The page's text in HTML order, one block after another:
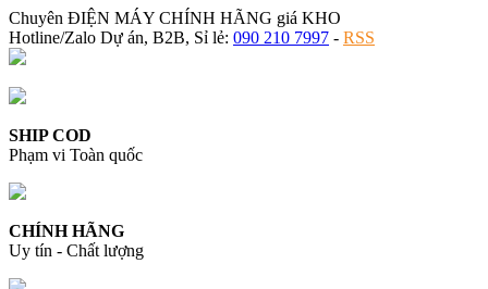
Chuyên ĐIỆN MÁY CHÍNH HÃNG giá KHO
Hotline/Zalo Dự án, B2B, Sỉ lẻ: 090 210 7997 - RSS
SHIP COD
Phạm vi Toàn quốc
CHÍNH HÃNG
Uy tín - Chất lượng